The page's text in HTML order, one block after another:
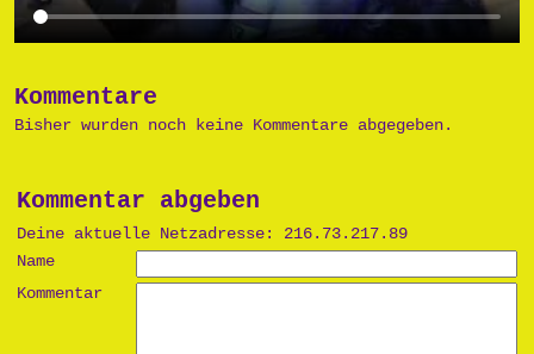
Kommentare
Bisher wurden noch keine Kommentare abgegeben.
Kommentar abgeben
Deine aktuelle Netzadresse: 216.73.217.89
Name
Kommentar